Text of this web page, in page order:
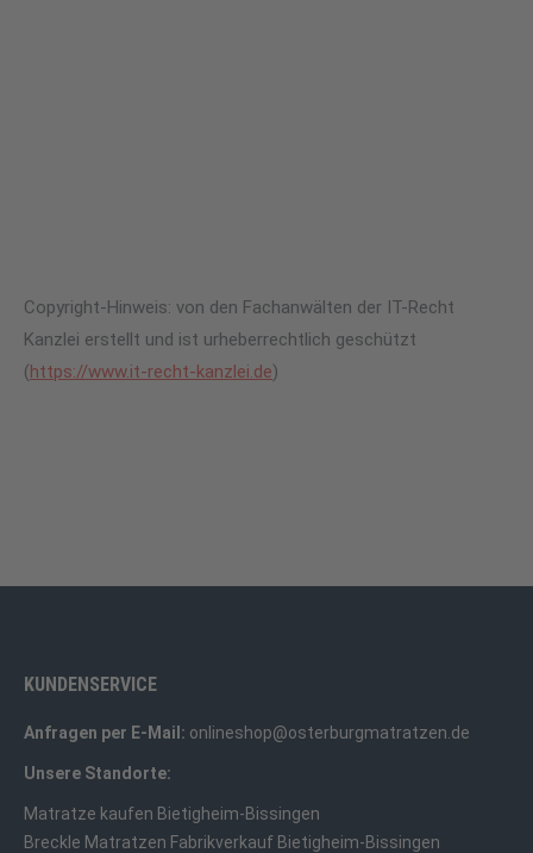
Copyright-Hinweis: von den Fachanwälten der IT-Recht
Kanzlei erstellt und ist urheberrechtlich geschützt
(https://www.it-recht-kanzlei.de)
KUNDENSERVICE
Anfragen per E-Mail: onlineshop@osterburgmatratzen.de
Unsere Standorte:
Matratze kaufen Bietigheim-Bissingen
Breckle Matratzen Fabrikverkauf Bietigheim-Bissingen